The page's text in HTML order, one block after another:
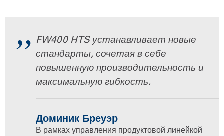
FW400 HTS устанавливает новые
стандарты, сочетая в себе
повышенную производительность и
максимальную гибкость.
Доминик Бреуэр
В рамках управления продуктовой линейкой